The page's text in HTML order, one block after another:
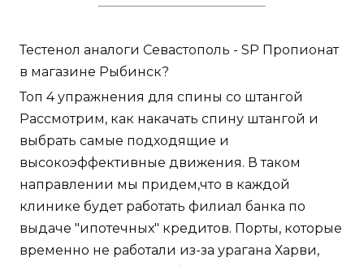
Тестенол аналоги Севастополь - SP Пропионат
в магазине Рыбинск?
Топ 4 упражнения для спины со штангой
Рассмотрим, как накачать спину штангой и
выбрать самые подходящие и
высокоэффективные движения. В таком
направлении мы придем,что в каждой
клинике будет работать филиал банка по
выдаче "ипотечных" кредитов. Порты, которые
временно не работали из-за урагана Харви,